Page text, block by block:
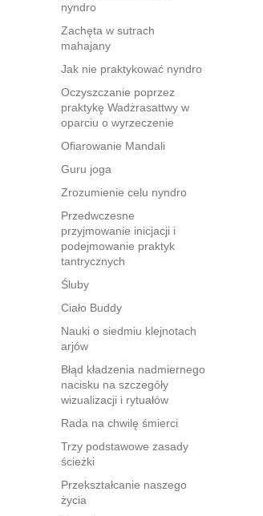
nyndro
Zachęta w sutrach
mahajany
Jak nie praktykować nyndro
Oczyszczanie poprzez
praktykę Wadżrasattwy w
oparciu o wyrzeczenie
Ofiarowanie Mandali
Guru joga
Zrozumienie celu nyndro
Przedwczesne
przyjmowanie inicjacji i
podejmowanie praktyk
tantrycznych
Śluby
Ciało Buddy
Nauki o siedmiu klejnotach
arjów
Błąd kładzenia nadmiernego
nacisku na szczegóły
wizualizacji i rytuałów
Rada na chwilę śmierci
Trzy podstawowe zasady
ścieżki
Przekształcanie naszego
życia